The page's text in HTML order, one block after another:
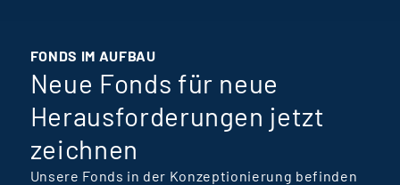
Anerkennung und warum
wirtschaftliche Substanz die
Grundlage für echte
gesellschaftliche Wirkung
ist.
FONDS IM AUFBAU
Neue Fonds für neue
Herausforderungen jetzt
zeichnen
Unsere Fonds in der Konzeptionierung befinden